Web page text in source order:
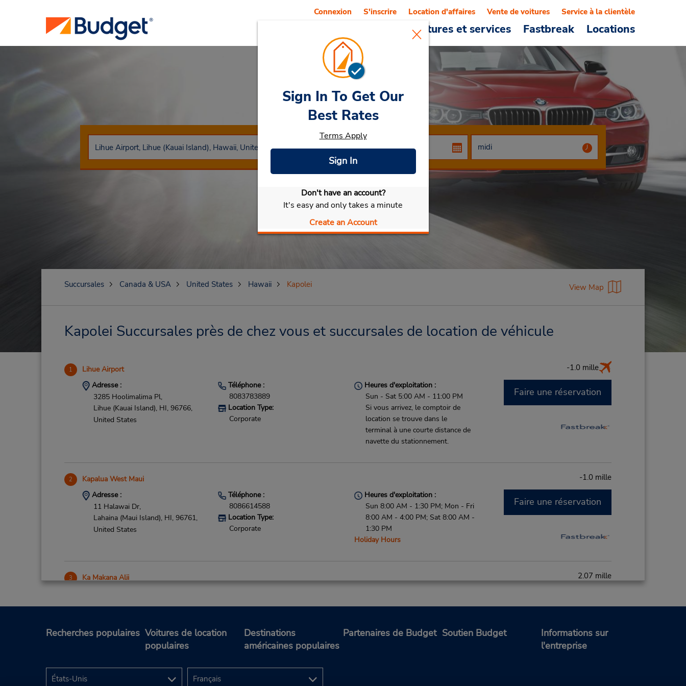
Voitures et services Fastbreak Locations
Connexion S'inscrire Location d'affaires Vente de voitures Service à la clientèle
Car RentalKapolei
Sélectionner ma voiture
Sign In To Get Our
Best Rates
Terms Apply
Sign In
Don't have an account?
It's easy and only takes a minute
Create an Account
Succursales Canada & USA United States Hawaii Kapolei View Map
Kapolei Succursales près de chez vous et succursales de location de véhicule
1 Lihue Airport -1.0 mille
Adresse :
3285 Hoolimalima Pl,
Lihue (Kauai Island), HI, 96766,
United States
Téléphone :
8083783889
Location Type:
Corporate
Heures d'exploitation :
Sun - Sat 5:00 AM - 11:00 PM
Si vous arrivez, le comptoir de
location se trouve dans le
terminal à une courte distance de
navette du stationnement.
Faire une réservation
2 Kapalua West Maui -1.0 mille
Adresse :
11 Halawai Dr,
Lahaina (Maui Island), HI, 96761,
United States
Téléphone :
8086614588
Location Type:
Corporate
Heures d'exploitation :
Sun 8:00 AM - 1:30 PM; Mon - Fri
8:00 AM - 4:00 PM; Sat 8:00 AM -
1:30 PM
Holiday Hours
Faire une réservation
3 Ka Makana Alii 2.07 mille
91-5431 Kapolei Pkwy,
96707, United States
8082070926
Corporate
Sun 8:00 AM - 3:00 PM; Mon - Fri
5:00 PM
Holiday Hours
Honolulu Intl Airport
Recherches populaires Voitures de location
populaires
Destinations
américaines populaires
Partenaires de Budget Soutien Budget
Informations sur
l'entreprise